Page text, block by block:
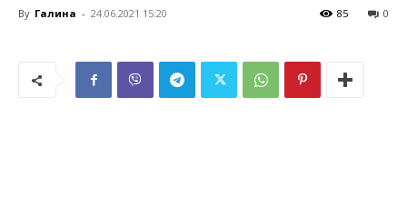
By Галина - 24.06.2021 15:20 0
85